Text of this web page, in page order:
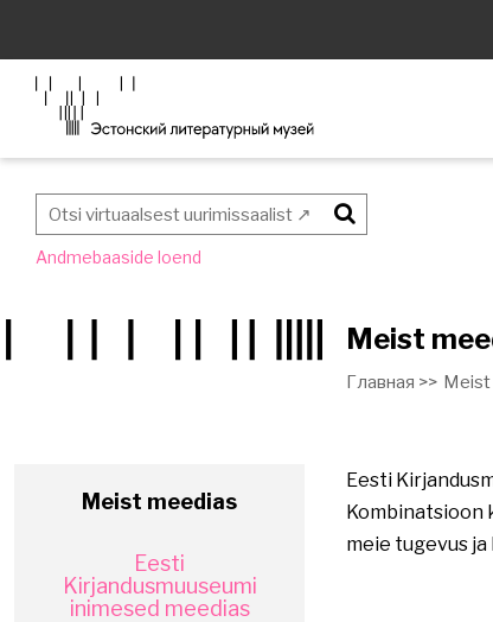
Otsi
Andmebaaside loend
Meist
Главная >> Meist
Meist meedias
Eesti
Kirjandusmuuseumi
inimesed meedias
Eesti
Kombinatsioon
meie tugevus ja